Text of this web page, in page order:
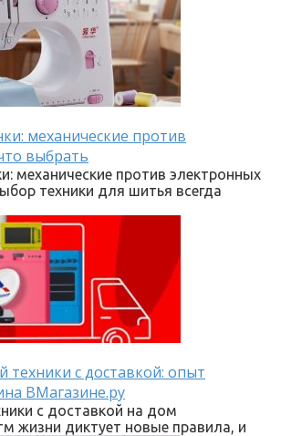
механические против
выбрать
механические против электронных
техники для шитья всегда
техники с доставкой: опыт
ВМагазине.ру
с доставкой на дом
жизни диктует новые правила, и